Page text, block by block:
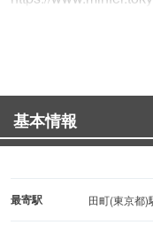
【新型コロナウイル
・飛沫感染防止の為
おります
基本情報
最寄駅 田町(東京都)